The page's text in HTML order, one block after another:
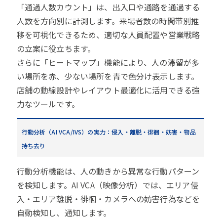
「通過人数カウント」は、出入口や通路を通過する
人数を方向別に計測します。来場者数の時間帯別推
移を可視化できるため、適切な人員配置や営業戦略
の立案に役立ちます。
さらに「ヒートマップ」機能により、人の滞留が多
い場所を赤、少ない場所を青で色分け表示します。
店舗の動線設計やレイアウト最適化に活用できる強
力なツールです。
行動分析（AI VCA/IVS）の実力：侵入・離脱・徘徊・妨害・物品
持ち去り
行動分析機能は、人の動きから異常な行動パターン
を検知します。AI VCA（映像分析）では、エリア侵
入・エリア離脱・徘徊・カメラへの妨害行為などを
自動検知し、通知します。